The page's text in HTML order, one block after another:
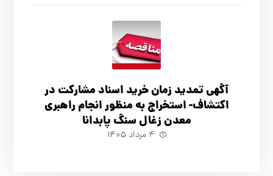
آگهي تمدید زمان خرید اسناد مشارکت در
اکتشاف- استخراج به منظور انجام راهبری
معدن زغال سنگ پابدانا
۴ مرداد ۱۴۰۵